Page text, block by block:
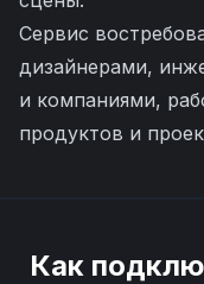
Сервис
дизайнерами,
и компаниями,
продуктов и
Как